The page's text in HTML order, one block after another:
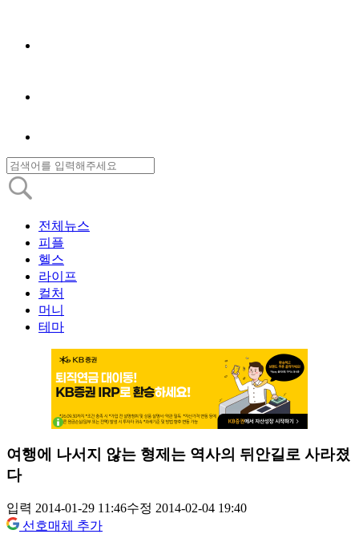
전체뉴스
피플
헬스
라이프
컬처
머니
테마
여행에 나서지 않는 형제는 역사의 뒤안길로 사라졌
다
입력 2014-01-29 11:46수정 2014-02-04 19:40
선호매체 추가